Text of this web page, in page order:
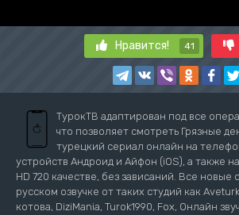
Нравится! 41
ТурокТВ адаптирован под все
что позволяет смотреть Грязные
турецкий сериал онлайн на
устройств Андроид и Айфон (iOS), а также
HD 720 качестве, без зависаний. Все новые
русском озвучке от таких студий как
котова, DiziMania, Turok1990, Fox, Онлайн